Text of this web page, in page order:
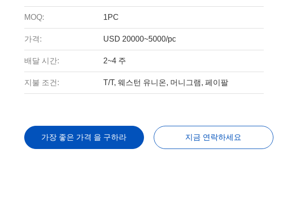
MOQ: 1PC
가격: USD 20000~5000/pc
배달 시간: 2~4 주
지불 조건: T/T, 웨스턴 유니온, 머니그램, 페이팔
가장 좋은 가격 을 구하라 지금 연락하세요